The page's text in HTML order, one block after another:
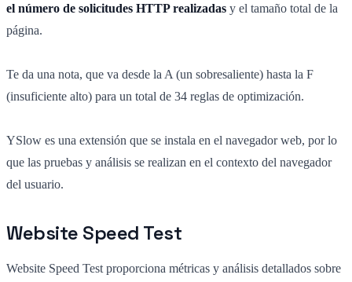
el número de solicitudes HTTP realizadas y el tamaño total de la
página.
Te da una nota, que va desde la A (un sobresaliente) hasta la F
(insuficiente alto) para un total de 34 reglas de optimización.
YSlow es una extensión que se instala en el navegador web, por lo
que las pruebas y análisis se realizan en el contexto del navegador
del usuario.
Website Speed Test
Website Speed Test proporciona métricas y análisis detallados sobre